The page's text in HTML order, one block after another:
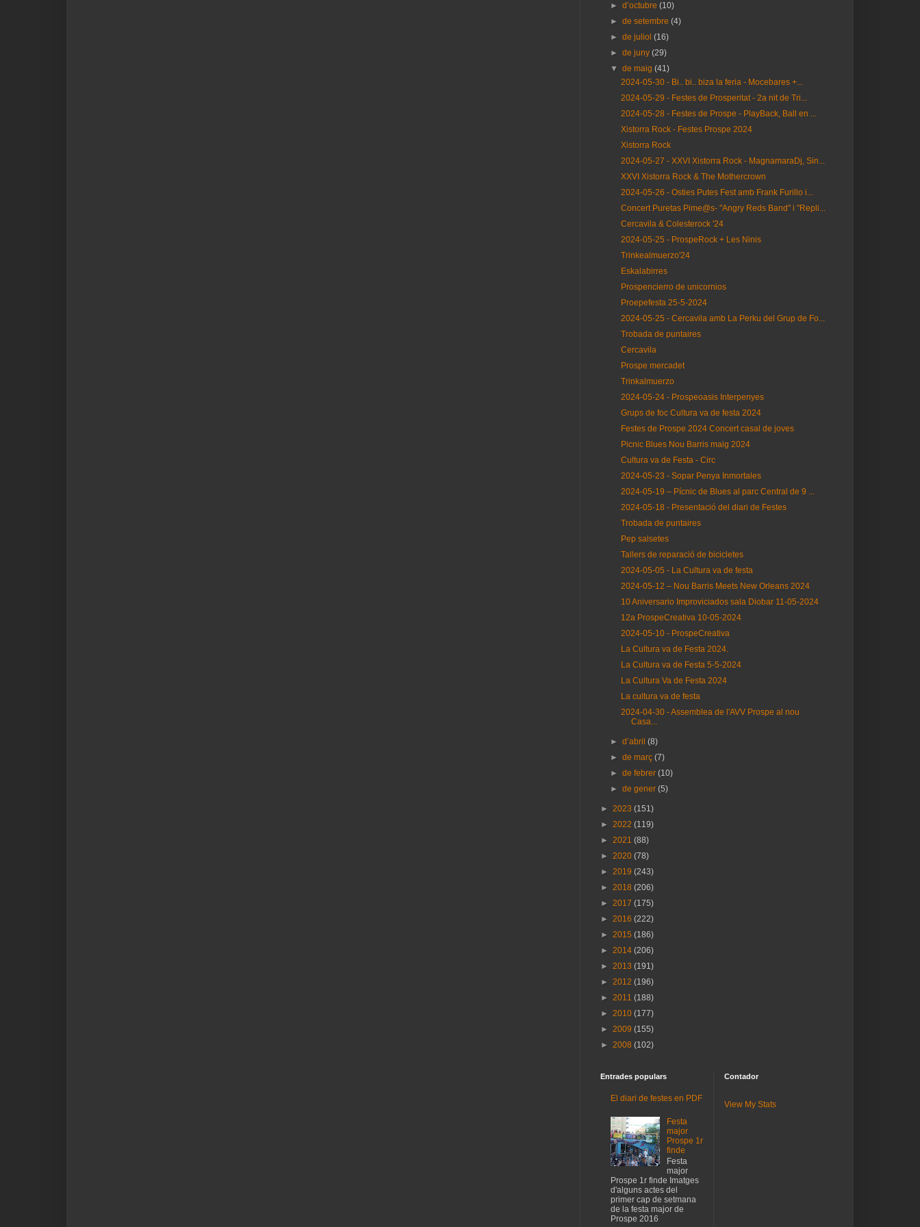
►d’octubre(10)
►de setembre(4)
►de juliol(16)
►de juny(29)
▼de maig(41)
2024-05-30 - Bi.. bi.. biza la feria - Mocebares +...
2024-05-29 - Festes de Prosperitat - 2a nit de Tri...
2024-05-28 - Festes de Prospe - PlayBack, Ball en ...
Xistorra Rock - Festes Prospe 2024
Xistorra Rock
2024-05-27 - XXVI Xistorra Rock - MagnamaraDj, Sin...
XXVI Xistorra Rock & The Mothercrown
2024-05-26 - Osties Putes Fest amb Frank Furillo i...
Concert Puretas Pime@s- "Angry Reds Band" i "Repli...
Cercavila & Colesterock '24
2024-05-25 - ProspeRock + Les Ninis
Trinkealmuerzo'24
Eskalabirres
Prospencierro de unicornios
Proepefesta 25-5-2024
2024-05-25 - Cercavila amb La Perku del Grup de Fo...
Trobada de puntaires
Cercavila
Prospe mercadet
Trinkalmuerzo
2024-05-24 - Prospeoasis Interpenyes
Grups de foc Cultura va de festa 2024
Festes de Prospe 2024 Concert casal de joves
Picnic Blues Nou Barris maig 2024
Cultura va de Festa - Circ
2024-05-23 - Sopar Penya Inmortales
2024-05-19 – Pícnic de Blues al parc Central de 9 ...
2024-05-18 - Presentació del diari de Festes
Trobada de puntaires
Pep salsetes
Tallers de reparació de bicicletes
2024-05-05 - La Cultura va de festa
2024-05-12 – Nou Barris Meets New Orleans 2024
10 Aniversario Improviciados sala Diobar 11-05-2024
12a ProspeCreativa 10-05-2024
2024-05-10 - ProspeCreativa
La Cultura va de Festa 2024.
La Cultura va de Festa 5-5-2024
La Cultura Va de Festa 2024
La cultura va de festa
2024-04-30 - Assemblea de l'AVV Prospe al nou
Casa...
►d’abril(8)
►de març(7)
►de febrer(10)
►de gener(5)
► 2023 (151)
► 2022 (119)
► 2021 (88)
► 2020 (78)
► 2019 (243)
► 2018 (206)
► 2017 (175)
► 2016 (222)
► 2015 (186)
► 2014 (206)
► 2013 (191)
► 2012 (196)
► 2011 (188)
► 2010 (177)
► 2009 (155)
► 2008 (102)
Entrades populars
El diari de festes en PDF
Festa
major
Prospe 1r
finde
Festa
major
Prospe 1r finde Imatges
d'alguns actes del
primer cap de setmana
de la festa major de
Prospe 2016
Contador
View My Stats